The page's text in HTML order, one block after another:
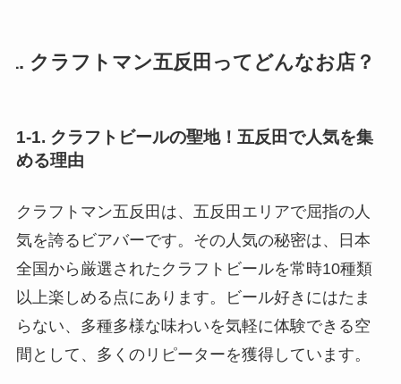
1. クラフトマン五反田ってどんなお店？
1-1. クラフトビールの聖地！五反田で人気を集
める理由
クラフトマン五反田は、五反田エリアで屈指の人
気を誇るビアバーです。その人気の秘密は、日本
全国から厳選されたクラフトビールを常時10種類
以上楽しめる点にあります。ビール好きにはたま
らない、多種多様な味わいを気軽に体験できる空
間として、多くのリピーターを獲得しています。